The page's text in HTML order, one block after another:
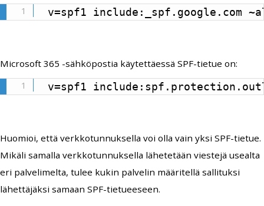
v=spf1 include:_spf.google.com
Microsoft 365 -sähköpostia käytettäessä SPF-tietue on:
v=spf1
Huomioi, että verkkotunnuksella voi olla vain yksi SPF-tietue.
Mikäli samalla verkkotunnuksella lähetetään viestejä usealta
eri palvelimelta, tulee kukin palvelin määritellä sallituksi
lähettäjäksi samaan SPF-tietueeseen.